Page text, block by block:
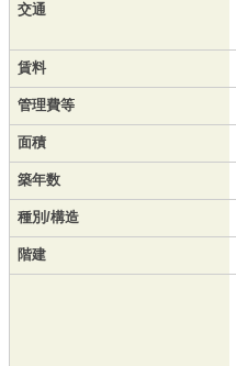
交通
賃料
管理費等
面積
築年数
種別/構造
階建